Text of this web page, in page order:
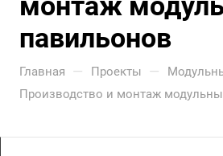
павильонов
Главная — Проекты —
Производство и монтаж